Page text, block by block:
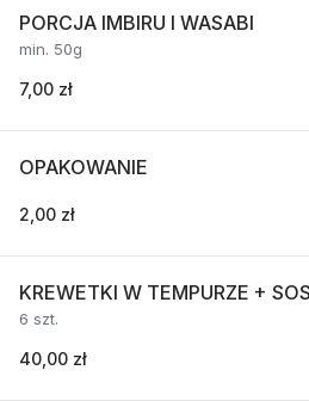
PORCJA IMBIRU I WASABI
min. 50g
7,00 zł
OPAKOWANIE
2,00 zł
KREWETKI W TEMPURZE +
6 szt.
40,00 zł